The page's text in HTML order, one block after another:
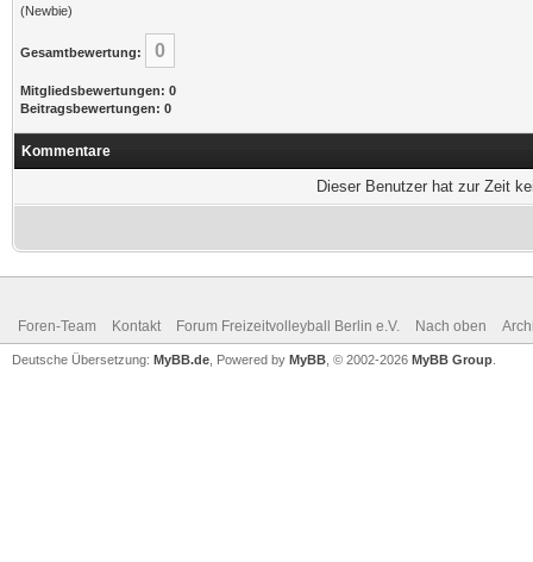
(Newbie)
Gesamtbewertung: 0
Mitgliedsbewertungen: 0
Beitragsbewertungen: 0
Kommentare
Dieser Benutzer hat zur Zeit
Foren-Team Kontakt Forum Freizeitvolleyball Berlin e.V. Nach oben
Deutsche Übersetzung: MyBB.de , Powered by MyBB , © 2002-2026 MyBB Group